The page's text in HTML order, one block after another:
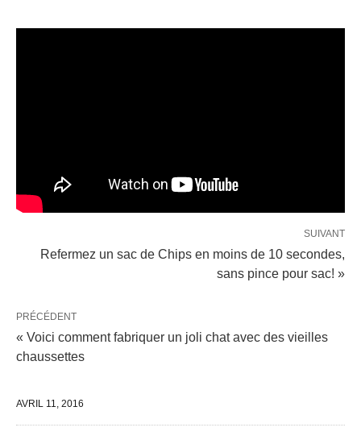
SUIVANT
Refermez un sac de Chips en moins de 10 secondes,
sans pince pour sac! »
PRÉCÉDENT
« Voici comment fabriquer un joli chat avec des vieilles
chaussettes
AVRIL 11, 2016